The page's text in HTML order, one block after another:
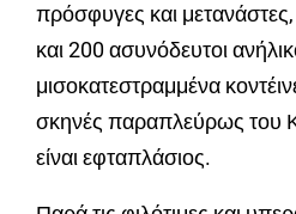
πρόσφυγες και
και 200 ασυνόδευτοι
μισοκατεστραμμένα
σκηνές παραπλεύρως του
είναι εφταπλάσιος.